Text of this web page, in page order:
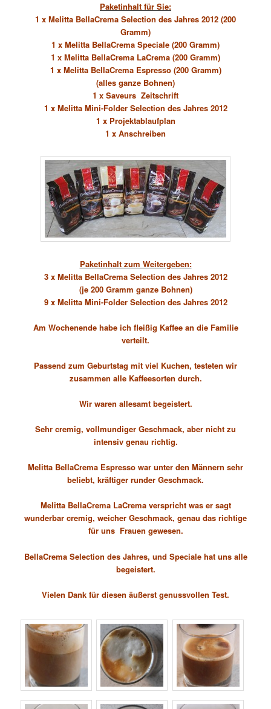
Paketinhalt für Sie:
1 x Melitta BellaCrema Selection des Jahres 2012 (200
Gramm)
1 x Melitta BellaCrema Speciale (200 Gramm)
1 x Melitta BellaCrema LaCrema (200 Gramm)
1 x Melitta BellaCrema Espresso (200 Gramm)
(alles ganze Bohnen)
1 x Saveurs Zeitschrift
1 x Melitta Mini-Folder Selection des Jahres 2012
1 x Projektablaufplan
1 x Anschreiben
Paketinhalt zum Weitergeben:
3 x Melitta BellaCrema Selection des Jahres 2012
(je 200 Gramm ganze Bohnen)
9 x Melitta Mini-Folder Selection des Jahres 2012
Am Wochenende habe ich fleißig Kaffee an die Familie
verteilt.
Passend zum Geburtstag mit viel Kuchen, testeten wir
zusammen alle Kaffeesorten durch.
Wir waren allesamt begeistert.
Sehr cremig, vollmundiger Geschmack, aber nicht zu
intensiv genau richtig.
Melitta BellaCrema Espresso war unter den Männern sehr
beliebt, kräftiger runder Geschmack.
Melitta BellaCrema LaCremaverspricht was er sagt
wunderbar cremig, weicher Geschmack, genau das richtige
für uns Frauen gewesen.
BellaCrema Selection des Jahres, und Speciale hat uns alle
begeistert.
Vielen Dank für diesen äußerst genussvollen Test.